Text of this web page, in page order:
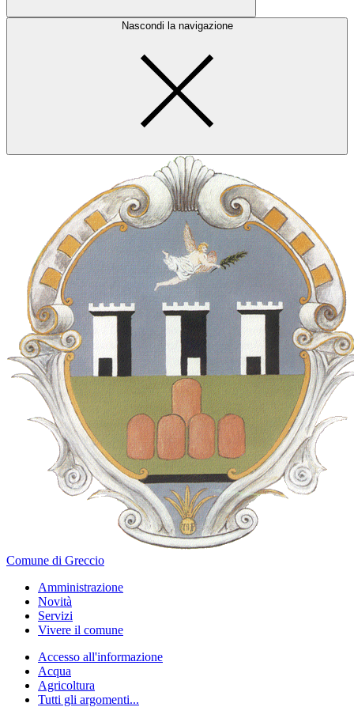
Nascondi la navigazione
Comune di Greccio
Amministrazione
Novità
Servizi
Vivere il comune
Accesso all'informazione
Acqua
Agricoltura
Tutti gli argomenti...